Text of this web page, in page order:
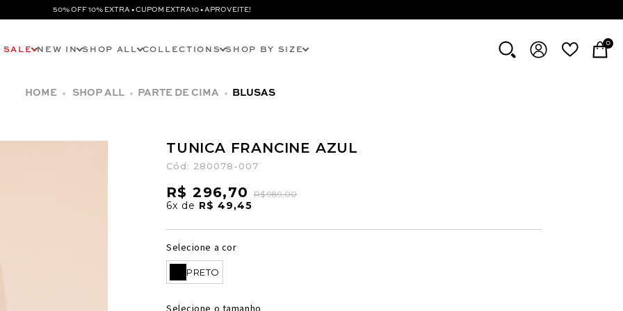
50% OFF 10% EXTRA • CUPOM EXTRA10 • APROVEITE!
SALE NEW IN SHOP ALL COLLECTIONS SHOP BY SIZE
0
SHOP ALL PARTE DE CIMA BLUSAS
TUNICA FRANCINE AZUL
Cód: 280078-007
R$ 296,70 R$ 989,00
6x de R$ 49,45
Selecione a cor
PRETO